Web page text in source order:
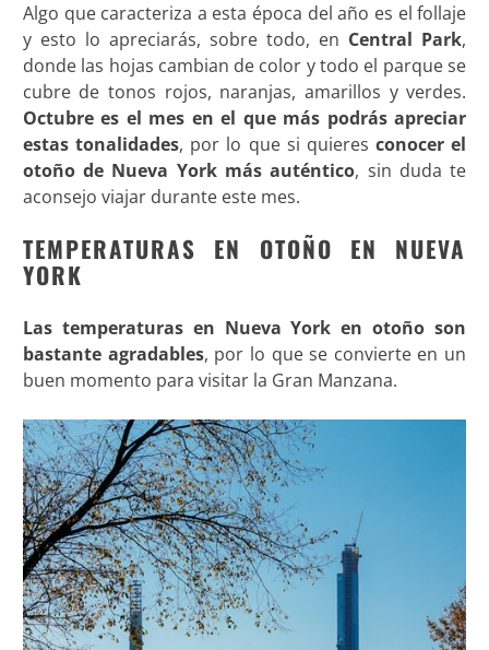
Algo que caracteriza a esta época del año es el follaje
y esto lo apreciarás, sobre todo, en Central Park,
donde las hojas cambian de color y todo el parque se
cubre de tonos rojos, naranjas, amarillos y verdes.
Octubre es el mes en el que más podrás apreciar
estas tonalidades, por lo que si quieres conocer el
otoño de Nueva York más auténtico, sin duda te
aconsejo viajar durante este mes.
TEMPERATURAS EN OTOÑO EN NUEVA
YORK
Las temperaturas en Nueva York en otoño son
bastante agradables, por lo que se convierte en un
buen momento para visitar la Gran Manzana.